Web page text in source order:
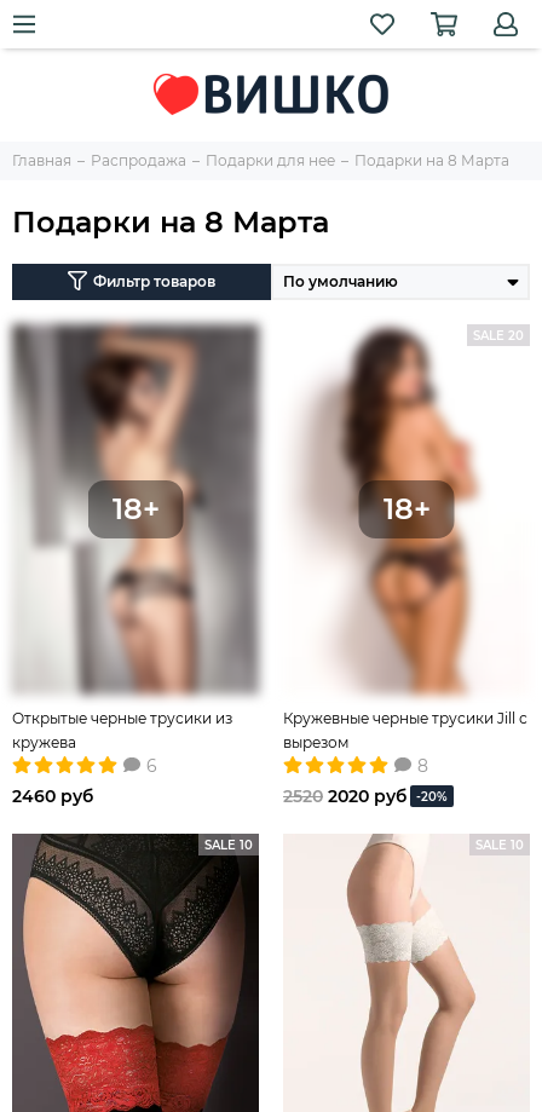
Главная Распродажа Подарки для нее Подарки на 8 Марта
Подарки на 8 Марта
Фильтр товаров
Открытые черные трусики из
кружева
6
2460 руб
SALE 20
Кружевные черные трусики Jill с
вырезом
8
2520 2020 руб -20%
SALE 10 SALE 10